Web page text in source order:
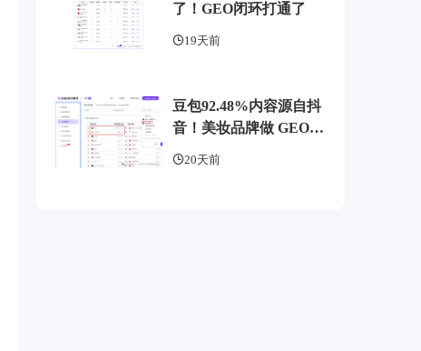
了！GEO闭环打通了
19天前
豆包92.48%内容源自抖
音！美妆品牌做 GEO
20天前